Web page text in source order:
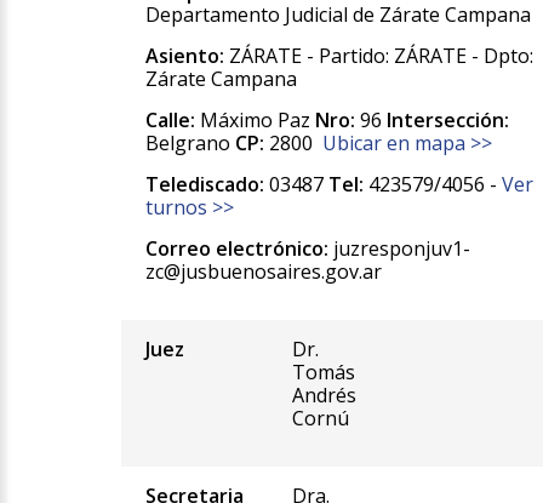
Departamento Judicial de Zárate Campana
Asiento: ZÁRATE - Partido: ZÁRATE - Dpto:
Zárate Campana
Calle: Máximo Paz Nro: 96 Intersección:
Belgrano CP: 2800 Ubicar en mapa >>
Telediscado: 03487 Tel: 423579/4056 - Ver
turnos >>
Correo electrónico: juzresponjuv1-
zc@jusbuenosaires.gov.ar
Juez
Dr.
Tomás
Andrés
Cornú
Secretaria
Dra.